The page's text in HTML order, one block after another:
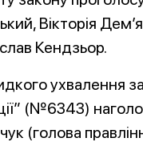
Вікторія
Кендзьор.
ухвалення
(№6343)
(голова